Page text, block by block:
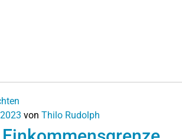
von Thilo Rudolph